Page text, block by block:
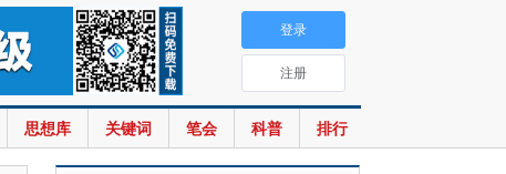
思想库 关键词 笔会 科普 排行
登录
注册